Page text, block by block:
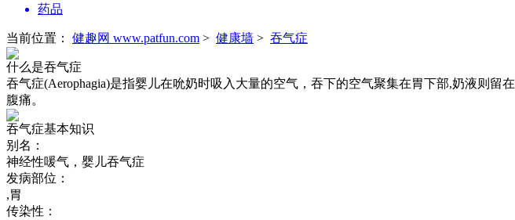
药品
当前位置： 健趣网 www.patfun.com > 健康墙 > 吞气症
什么是吞气症
吞气症(Aerophagia)是指婴儿在吮奶时吸入大量的空气，吞下的空气聚集在胃下部,奶液则
腹痛。
吞气症基本知识
别名：
神经性喛气，婴儿吞气症
发病部位：
,胃
传染性：